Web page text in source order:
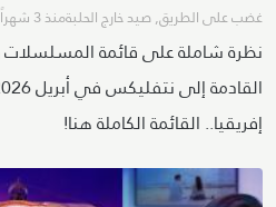
غضب على الطريق, صيد خارج الحلبةمنذ 3 شهراً
نظرة شاملة على قائمة المسلسلات
إفريقيا.. القائمة الكاملة هنا!